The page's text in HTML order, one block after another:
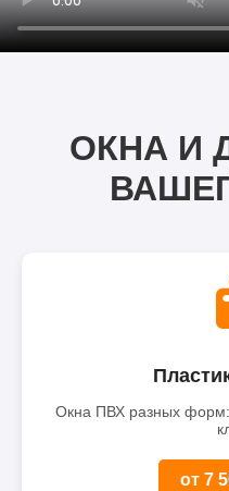
ОКНА И
Окна ПВХ разных
от 7